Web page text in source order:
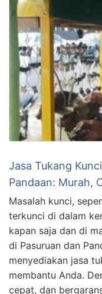
Jasa Tukang
Pandaan: Murah,
Masalah kunci,
terkunci di dalam
kapan saja dan di
di Pasuruan dan
menyediakan jasa
membantu Anda.
cepat, dan